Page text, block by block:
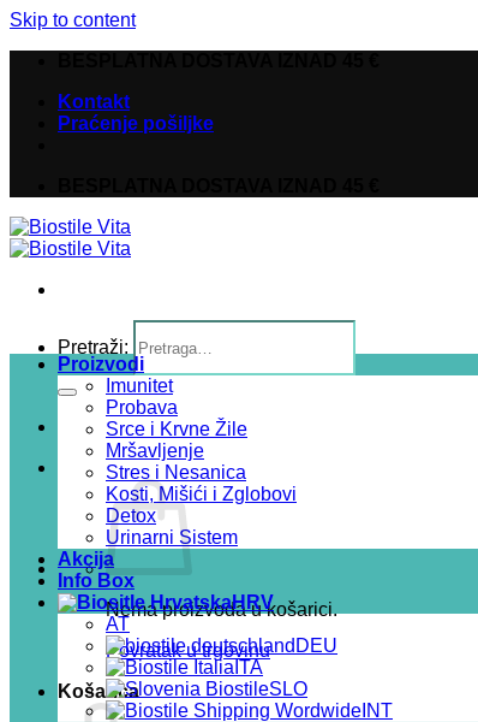
Skip to content
Kontakt
Praćenje pošiljke
Pretraži:
Nema proizvoda u košarici.
Povratak u trgovinu
Košarica
Proizvodi
Imunitet
Probava
Srce i Krvne Žile
Mršavljenje
Stres i Nesanica
Kosti, Mišići i Zglobovi
Detox
Urinarni Sistem
Akcija
Info Box
HRV
AT
DEU
ITA
SLO
INT